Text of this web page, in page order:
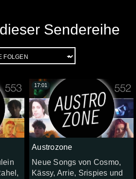
Sendereihe
Austrozone
Neue Songs von Cosmo,
Kässy, Arrie, Srispies und
17:01